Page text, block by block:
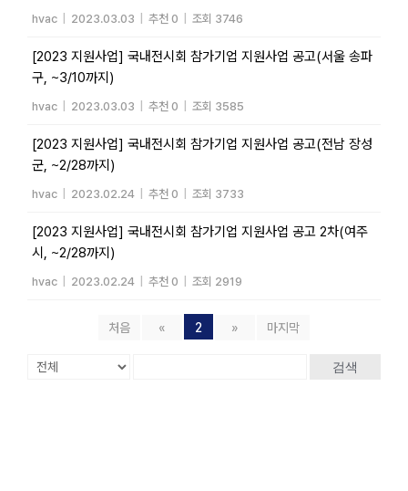
hvac 2023.03.03 추천 0 조회 3746
[2023 지원사업] 국내전시회 참가기업 지원사업 공고(서울 송파
구, ~3/10까지)
hvac 2023.03.03 추천 0 조회 3585
[2023 지원사업] 국내전시회 참가기업 지원사업 공고(전남 장성
군, ~2/28까지)
hvac 2023.02.24 추천 0 조회 3733
[2023 지원사업] 국내전시회 참가기업 지원사업 공고 2차(여주
시, ~2/28까지)
hvac 2023.02.24 추천 0 조회 2919
처음 « 2 » 마지막
검색